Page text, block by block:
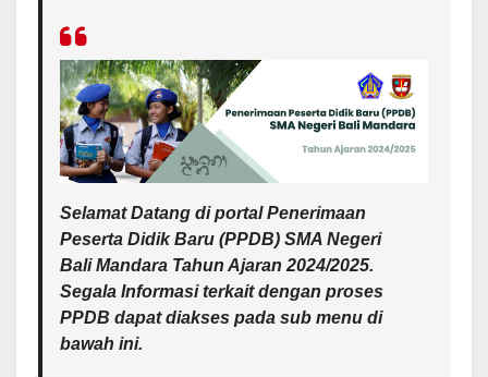
Selamat Datang di portal Penerimaan
Peserta Didik Baru (PPDB) SMA Negeri
Bali Mandara Tahun Ajaran 2024/2025.
Segala Informasi terkait dengan proses
PPDB dapat diakses pada sub menu di
bawah ini.